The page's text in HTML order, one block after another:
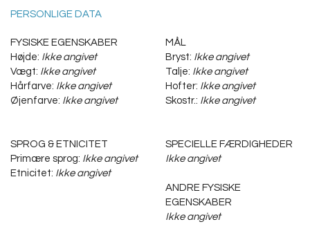
PERSONLIGE DATA
FYSISKE EGENSKABER
Højde: Ikke angivet
Vægt: Ikke angivet
Hårfarve: Ikke angivet
Øjenfarve: Ikke angivet
MÅL
Bryst: Ikke angivet
Talje: Ikke angivet
Hofter: Ikke angivet
Skostr.: Ikke angivet
SPROG & ETNICITET
Primære sprog: Ikke angivet
Etnicitet: Ikke angivet
SPECIELLE FÆRDIGHEDER
Ikke angivet
ANDRE FYSISKE
EGENSKABER
Ikke angivet